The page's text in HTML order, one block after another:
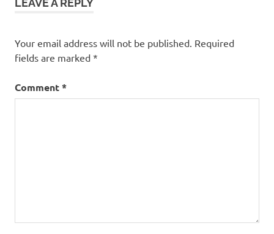
LEAVE A REPLY
Your email address will not be published. Required
fields are marked *
Comment*